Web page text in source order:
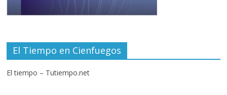
El Tiempo en Cienfuegos
El tiempo – Tutiempo.net